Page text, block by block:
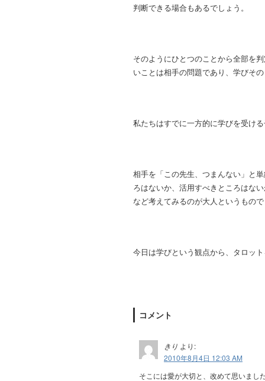
判断できる場合もあるでしょう。
そのようにひとつのことから全部を
いことは相手の問題であり、学びそ
私たちはすでに一方的に学びを受け
相手を「この先生、つまんない」と
ろはないか、活用すべきところはな
など考えてみるのが大人というもの
今日は学びという観点から、タロッ
コメント
きり より:
2010年8月4日 12:03 AM
そこには愛が大切と、改めて思いまし